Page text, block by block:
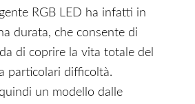
RGB LED ha infatti in
durata, che consente di
di coprire la vita totale del
particolari difficoltà.
un modello dalle